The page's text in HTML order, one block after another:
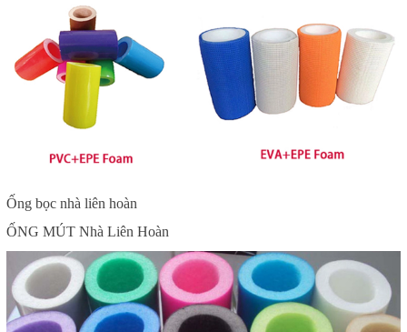
Ống bọc nhà liên hoàn
ỐNG MÚT Nhà Liên Hoàn